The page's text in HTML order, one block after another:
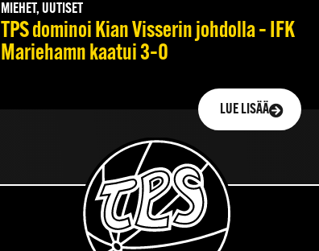
MIEHET, UUTISET
TPS dominoi Kian Visserin johdolla – IFK
Mariehamn kaatui 3–0
LUE LISÄÄ